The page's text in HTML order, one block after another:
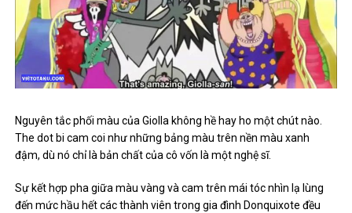
Nguyên tắc phối màu của Giolla không hề hay ho một chút nào.
The dot bi cam coi như những bảng màu trên nền màu xanh
đậm, dù nó chỉ là bản chất của cô vốn là một nghệ sĩ.
Sự kết hợp pha giữa màu vàng và cam trên mái tóc nhìn lạ lùng
đến mức hầu hết các thành viên trong gia đình Donquixote đều